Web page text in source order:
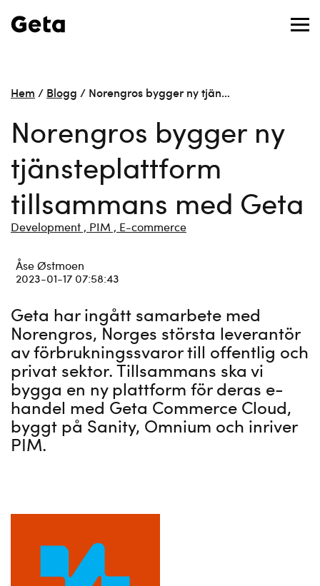
Hem / Blogg / Norengros bygger ny tjän…
Norengros bygger ny
tjänsteplattform
tillsammans med Geta
Development , PIM , E-commerce
Åse Østmoen
2023-01-17 07:58:43
Geta har ingått samarbete med
Norengros, Norges största leverantör
av förbrukningssvaror till offentlig och
privat sektor. Tillsammans ska vi
bygga en ny plattform för deras e-
handel med Geta Commerce Cloud,
byggt på Sanity, Omnium och inriver
PIM.